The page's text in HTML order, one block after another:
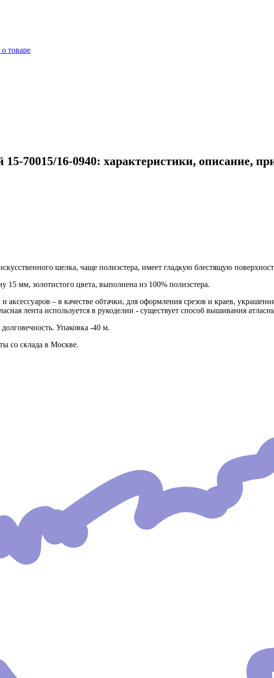
товаре
70015/16-0940: характеристики, описание,
шелка, чаще полиэстера, имеет гладкую блестящую
15 мм, золотистого цвета, выполнена из 100% полиэстера.
– в качестве обтачки, для оформления срезов и краев,
лента используется в рукоделии - существует способ вышивания
Упаковка -40 м.
со склада в Москве.